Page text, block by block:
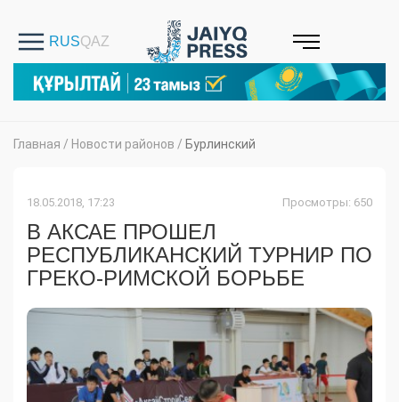
Главная / Новости районов / Бурлинский
18.05.2018, 17:23 Просмотры: 650
В АКСАЕ ПРОШЕЛ
РЕСПУБЛИКАНСКИЙ ТУРНИР ПО
ГРЕКО-РИМСКОЙ БОРЬБЕ